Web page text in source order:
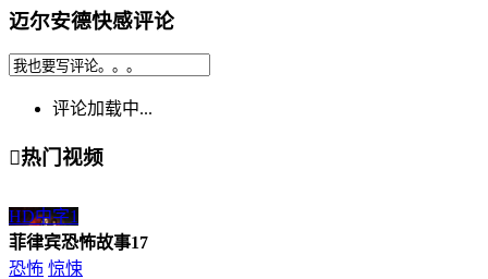
迈尔安德快感评论
评论加载中...
热门视频
HD中字1
菲律宾恐怖故事17
恐怖 惊悚